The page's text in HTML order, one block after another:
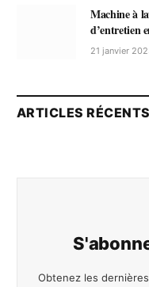
Machine à
d’entretien
21 janvier
ARTICLES RÉCENTS
Obtenez les